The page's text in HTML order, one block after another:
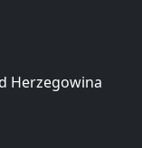
Herzegowina